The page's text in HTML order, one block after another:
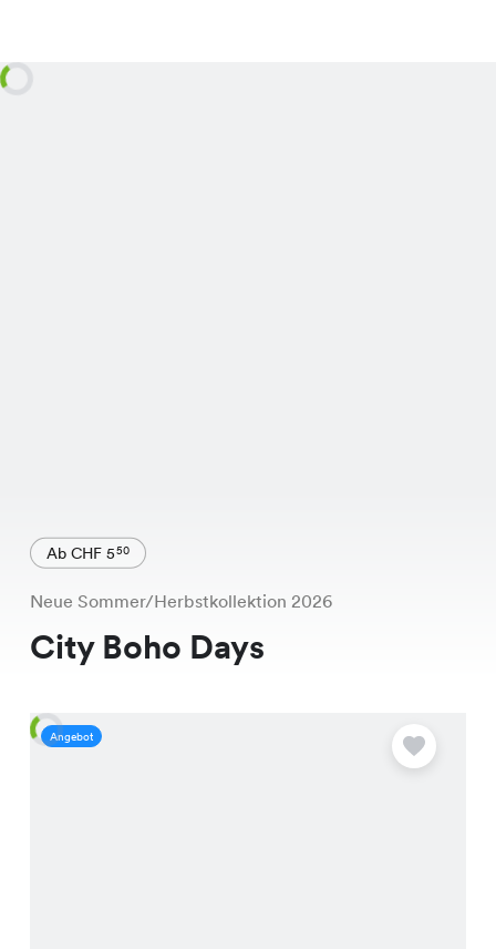
Ab CHF 550
Neue Sommer/Herbstkollektion 2026
City Boho Days
Angebot